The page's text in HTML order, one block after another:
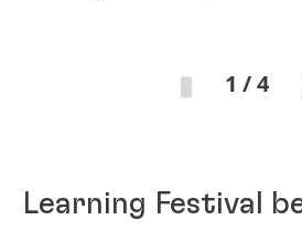
1 / 4
Learning Festival